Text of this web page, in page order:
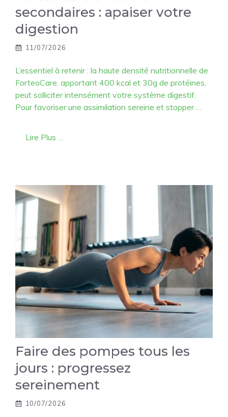
secondaires : apaiser votre
digestion
11/07/2026
L’essentiel à retenir : la haute densité nutritionnelle de
ForteoCare, apportant 400 kcal et 30g de protéines,
peut solliciter intensément votre système digestif.
Pour favoriser une assimilation sereine et stopper …
Lire Plus …
Faire des pompes tous les
jours : progressez
sereinement
10/07/2026